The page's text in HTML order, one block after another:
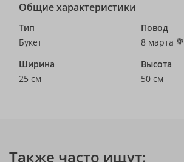
Общие характеристики
Тип
Букет
Повод
8 марта 💐
Ширина
25 см
Высота
50 см
Также часто ищут: